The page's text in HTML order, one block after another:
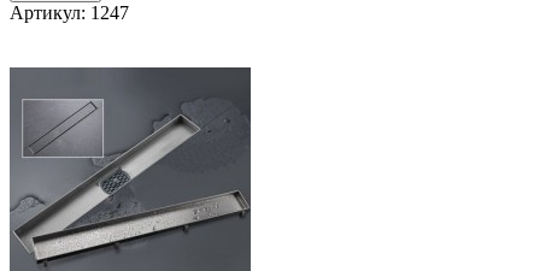
Артикул: 1247